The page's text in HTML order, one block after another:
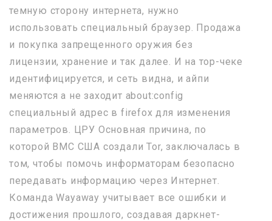
темную сторону интернета, нужно
использовать специальный браузер. Продажа
и покупка запрещенного оружия без
лицензии, хранение и так далее. И на тор-чеке
идентифицируется, и сеть видна, и айпи
меняются а не заходит about:config
специальный адрес в firefox для изменения
параметров. ЦРУ Основная причина, по
которой ВМС США создали Tor, заключалась в
том, чтобы помочь информаторам безопасно
передавать информацию через Интернет.
Команда Wayaway учитывает все ошибки и
достижения прошлого, создавая даркнет-